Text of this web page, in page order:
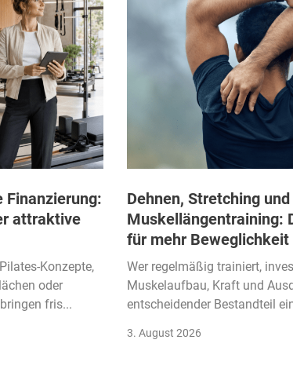
Finanzierung:
attraktive
Konzepte,
oder
fris...
Dehnen, Stretching und
Muskellängentraining:
für mehr
Wer regelmäßig trainiert,
Muskelaufbau, Kraft und
entscheidender Bestandteil
3. August 2026